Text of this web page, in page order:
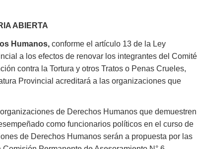
ABIERTA
Humanos, conforme el artículo 13 de la Ley
a los efectos de renovar los integrantes del Comité
contra la Tortura y otros Tratos o Penas Crueles,
Provincial acreditará a las organizaciones que
de Derechos Humanos que demuestren
como funcionarios políticos en el curso de
de Derechos Humanos serán a propuesta por las